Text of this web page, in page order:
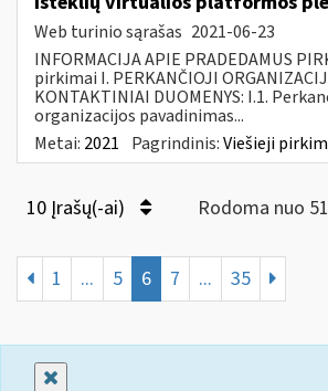
Web turinio sąrašas 2021-06-23
INFORMACIJA APIE PRADEDAMUS
pirkimai I. PERKANČIOJI
KONTAKTINIAI DUOMENYS: I.1.
organizacijos pavadinimas...
Metai: 2021 Pagrindinis:Viešieji
10 Įrašų(-ai) Rodoma nuo
1 ... 5 6 7 ... 35